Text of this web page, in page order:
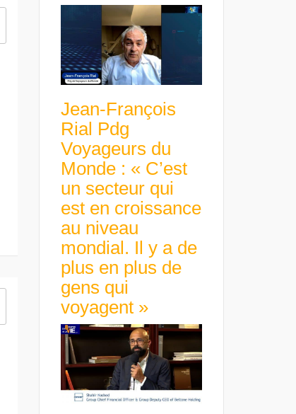
Jean-François
Rial Pdg
Voyageurs du
Monde : « C’est
un secteur qui
est en croissance
au niveau
mondial. Il y a de
plus en plus de
gens qui
voyagent »